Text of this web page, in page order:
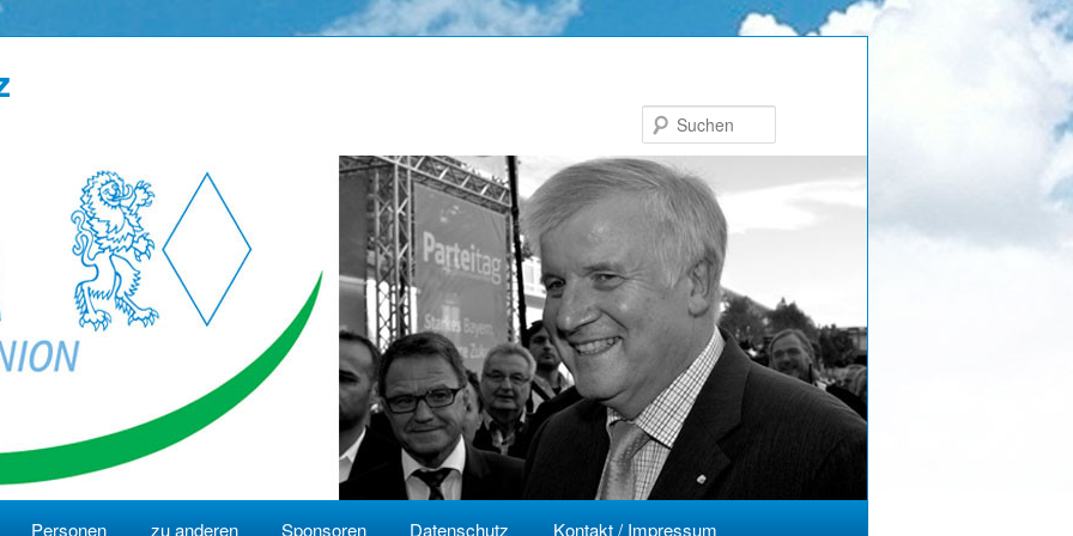
Personen zu anderen Sponsoren Datenschutz Kontakt / Impressum